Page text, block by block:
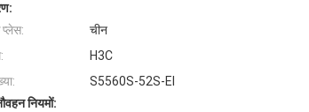
प्लेस:
चीन
H3C
S5560S-52S-EI
नियमों: